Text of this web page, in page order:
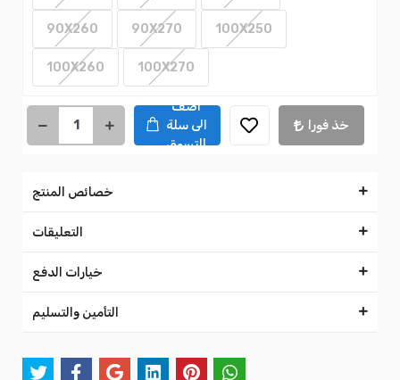
90X260 90X270 100X250
100X260 100X270
اضف
الى سلة
التسوق
خذ فورا
خصائص المنتج
التعليقات
خيارات الدفع
التأمين والتسليم